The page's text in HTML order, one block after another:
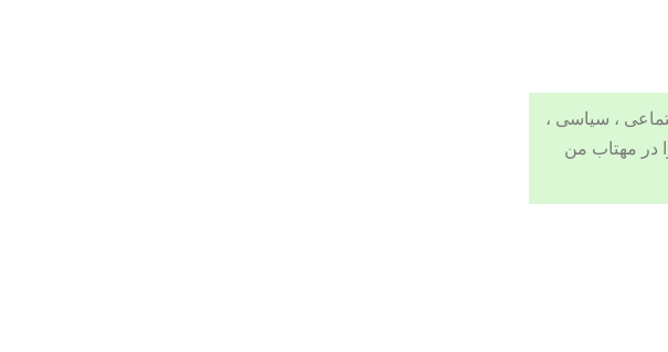
در مهتاب من